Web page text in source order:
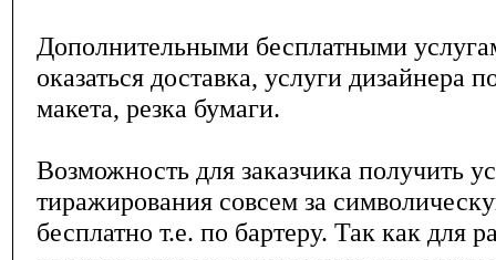
Дополнительными бесплатными
оказаться доставка, услуги дизайнера
макета, резка бумаги.
Возможность для заказчика получить
тиражирования совсем за
бесплатно т.е. по бартеру. Так как для